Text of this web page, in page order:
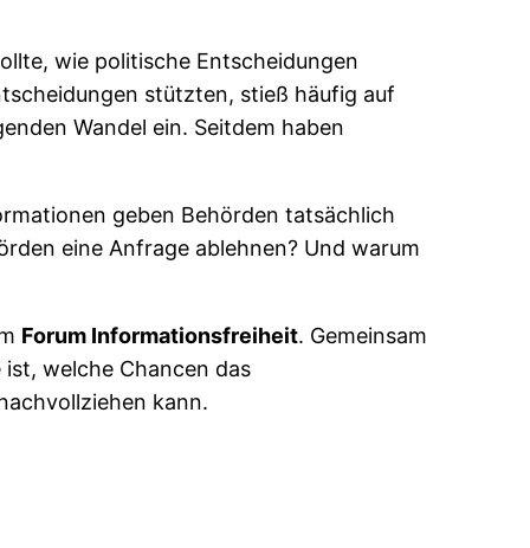
wie politische Entscheidungen
stützten, stieß häufig auf
Wandel ein. Seitdem haben
geben Behörden tatsächlich
eine Anfrage ablehnen? Und warum
Forum Informationsfreiheit. Gemeinsam
welche Chancen das
kann.